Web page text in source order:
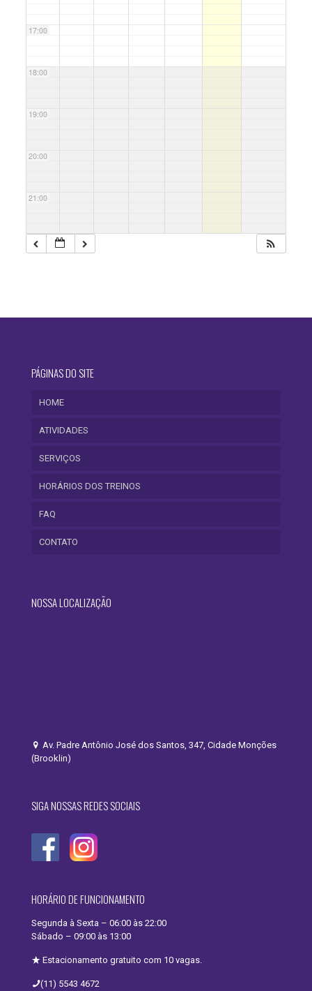
17:00
18:00
19:00
20:00
21:00
22:00
PÁGINAS DO SITE
HOME
ATIVIDADES
SERVIÇOS
HORÁRIOS DOS TREINOS
FAQ
CONTATO
NOSSA LOCALIZAÇÃO
Av. Padre Antônio José dos Santos, 347, Cidade Monções
(Brooklin)
SIGA NOSSAS REDES SOCIAIS
HORÁRIO DE FUNCIONAMENTO
Segunda à Sexta – 06:00 às 22:00
Sábado – 09:00 às 13:00
Estacionamento gratuito com 10 vagas.
(11) 5543 4672